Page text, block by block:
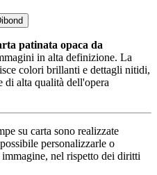
patinata opaca da
in alta definizione. La
colori brillanti e dettagli nitidi,
di alta qualità dell'opera
su carta sono realizzate
personalizzarle o
nel rispetto dei diritti